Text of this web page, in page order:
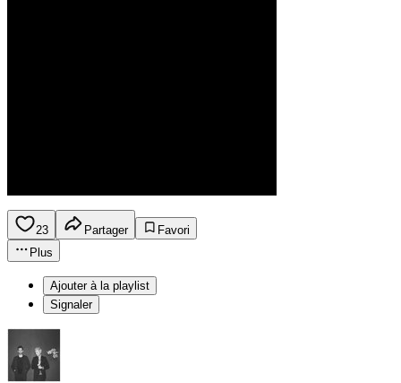
23 Partager
Favori
Plus
Ajouter à la playlist
Signaler